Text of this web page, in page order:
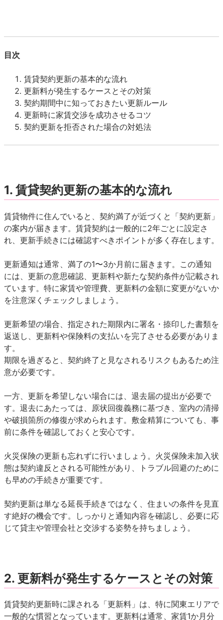
目次
賃貸契約更新の基本的な流れ
更新料が発生するケースとその対策
契約期間中に知っておきたい更新ルール
更新時に家賃交渉を成功させるコツ
契約更新を拒否された場合の対処法
1. 賃貸契約更新の基本的な流れ
賃貸物件に住んでいると、契約満了が近づくと「契約更新」
の案内が届きます。賃貸契約は一般的に2年ごとに設定さ
れ、更新手続きには確認すべきポイントが多く存在します。
更新通知は通常、満了の1〜3か月前に届きます。この通知
には、更新の意思確認、更新料や新たな契約条件が記載され
ています。特に家賃や管理費、更新料の金額に変更がないか
を注意深くチェックしましょう。
更新希望の場合、指定された期限内に署名・捺印した書類を
返送し、更新料や保険料の支払いを完了させる必要がありま
す。
期限を過ぎると、契約終了と見なされるリスクもあるため注
意が必要です。
一方、更新を希望しない場合には、退去届の提出が必要で
す。退去にあたっては、原状回復義務に基づき、室内の清掃
や破損箇所の修復が求められます。敷金精算についても、事
前に条件を確認しておくと安心です。
火災保険の更新も忘れずに行いましょう。火災保険未加入状
態は契約違反とされる可能性があり、トラブル回避のために
も早めの手続きが重要です。
契約更新は単なる延長手続きではなく、住まいの条件を見直
す絶好の機会です。しっかりと通知内容を確認し、必要に応
じて貸主や管理会社と交渉する姿勢を持ちましょう。
2. 更新料が発生するケースとその対策
賃貸契約更新時に課される「更新料」は、特に関東エリアで
一般的な慣習となっています。更新料は通常、家賃1か月分